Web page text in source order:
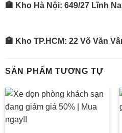
🏣 Kho Hà Nội: 649/
🏣 Kho TP.HCM: 22 Võ Văn
SẢN PHẨM TƯƠNG TỰ